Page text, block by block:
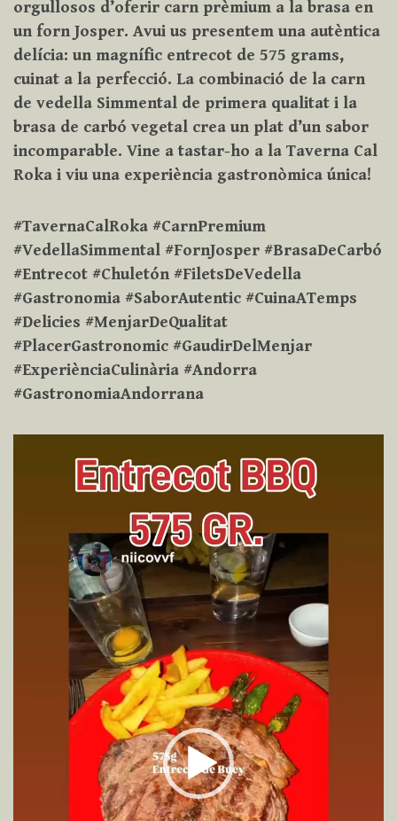
orgullosos d’oferir carn prèmium a la brasa en
un forn Josper. Avui us presentem una autèntica
delícia: un magnífic entrecot de 575 grams,
cuinat a la perfecció. La combinació de la carn
de vedella Simmental de primera qualitat i la
brasa de carbó vegetal crea un plat d’un sabor
incomparable. Vine a tastar-ho a la Taverna Cal
Roka i viu una experiència gastronòmica única!
#TavernaCalRoka #CarnPremium
#VedellaSimmental #FornJosper #BrasaDeCarbó
#Entrecot #Chuletón #FiletsDeVedella
#Gastronomia #SaborAutentic #CuinaATemps
#Delicies #MenjarDeQualitat
#PlacerGastronomic #GaudirDelMenjar
#ExperiènciaCulinària #Andorra
#GastronomiaAndorrana